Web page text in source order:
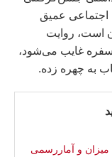
عمیق
است، روایت
سفره غایب می‌شود،
به چهره زده.